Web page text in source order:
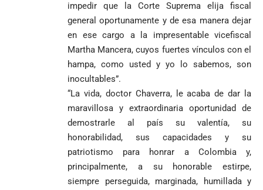
impedir que la Corte Suprema elija fiscal
general oportunamente y de esa manera dejar
en ese cargo a la impresentable vicefiscal
Martha Mancera, cuyos fuertes vínculos con el
hampa, como usted y yo lo sabemos, son
inocultables”.
“La vida, doctor Chaverra, le acaba de dar la
maravillosa y extraordinaria oportunidad de
demostrarle al país su valentía, su
honorabilidad, sus capacidades y su
patriotismo para honrar a Colombia y,
principalmente, a su honorable estirpe,
siempre perseguida, marginada, humillada y